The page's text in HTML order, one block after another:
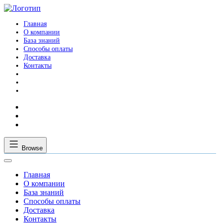
Главная
О компании
База знаний
Способы оплаты
Доставка
Контакты
Browse
Главная
О компании
База знаний
Способы оплаты
Доставка
Контакты